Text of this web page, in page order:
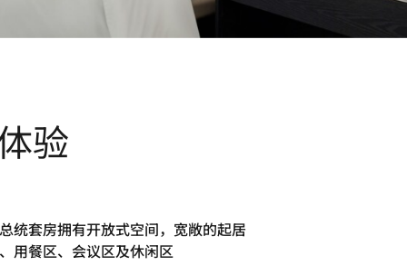
验
统套房拥有开放式空间，宽敞的起居
用餐区、会议区及休闲区